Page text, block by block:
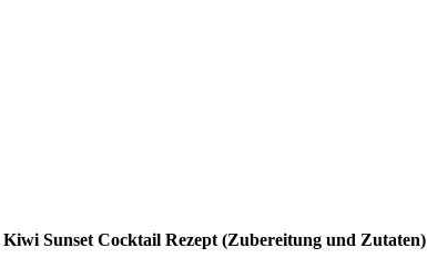
Kiwi Sunset Cocktail Rezept (Zubereitung und Zutaten)